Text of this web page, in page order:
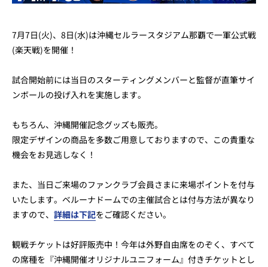
7月7日(火)、8日(水)は沖縄セルラースタジアム那覇で一軍公式戦
(楽天戦)を開催！
試合開始前には当日のスターティングメンバーと監督が直筆サイ
ンボールの投げ入れを実施します。
もちろん、沖縄開催記念グッズも販売。
限定デザインの商品を多数ご用意しておりますので、この貴重な
機会をお見逃しなく！
また、当日ご来場のファンクラブ会員さまに来場ポイントを付与
いたします。ベルーナドームでの主催試合とは付与方法が異なり
ますので、 詳細は下記をご確認ください。
観戦チケットは好評販売中！今年は外野自由席をのぞく、すべて
の席種を『沖縄開催オリジナルユニフォーム』付きチケットとし